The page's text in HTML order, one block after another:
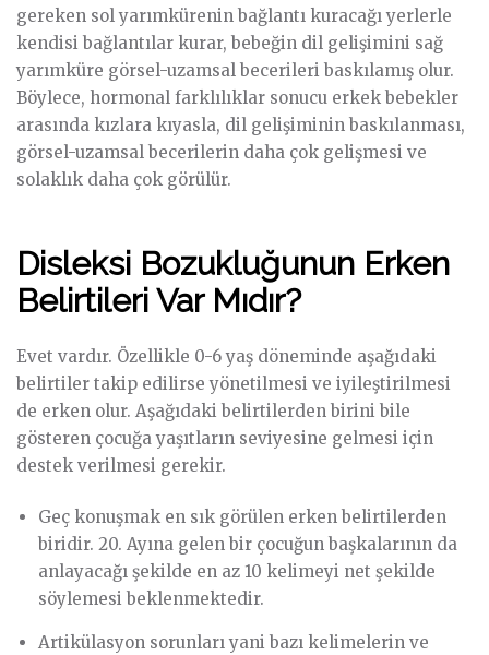
gereken sol yarımkürenin bağlantı kuracağı yerlerle
kendisi bağlantılar kurar, bebeğin dil gelişimini sağ
yarımküre görsel-uzamsal becerileri baskılamış olur.
Böylece, hormonal farklılıklar sonucu erkek bebekler
arasında kızlara kıyasla, dil gelişiminin baskılanması,
görsel-uzamsal becerilerin daha çok gelişmesi ve
solaklık daha çok görülür.
Disleksi Bozukluğunun Erken
Belirtileri Var Mıdır?
Evet vardır. Özellikle 0-6 yaş döneminde aşağıdaki
belirtiler takip edilirse yönetilmesi ve iyileştirilmesi
de erken olur. Aşağıdaki belirtilerden birini bile
gösteren çocuğa yaşıtların seviyesine gelmesi için
destek verilmesi gerekir.
Geç konuşmak en sık görülen erken belirtilerden
biridir. 20. Ayına gelen bir çocuğun başkalarının da
anlayacağı şekilde en az 10 kelimeyi net şekilde
söylemesi beklenmektedir.
Artikülasyon sorunları yani bazı kelimelerin ve